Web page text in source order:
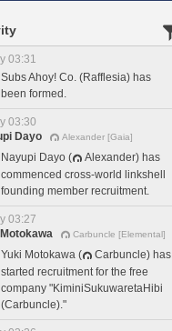
03:31
Subs Ahoy! Co. (Rafflesia) has
been formed.
03:30
Dayo
Alexander [Gaia]
Nayupi Dayo (
Alexander) has
commenced cross-world linkshell
founding member recruitment.
03:27
Carbuncle [Elemental]
Yuki Motokawa (
Carbuncle) has
started recruitment for the free
company "KiminiSukuwaretaHibi
(Carbuncle)."